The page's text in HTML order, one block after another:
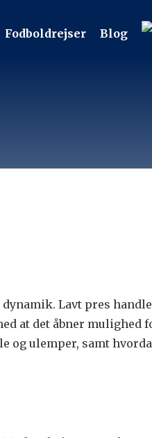
Fodboldrejser Blog
Lavt pres
at det åbner mulighed
og ulemper, samt